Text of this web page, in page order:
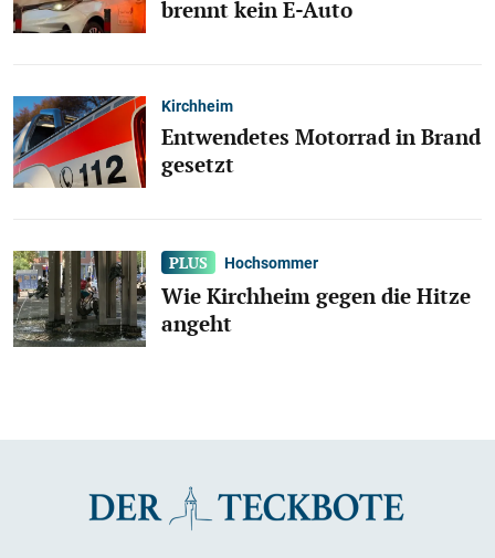
brennt kein E-Auto
Kirchheim
Entwendetes Motorrad in Brand
gesetzt
Hochsommer
Wie Kirchheim gegen die Hitze
angeht